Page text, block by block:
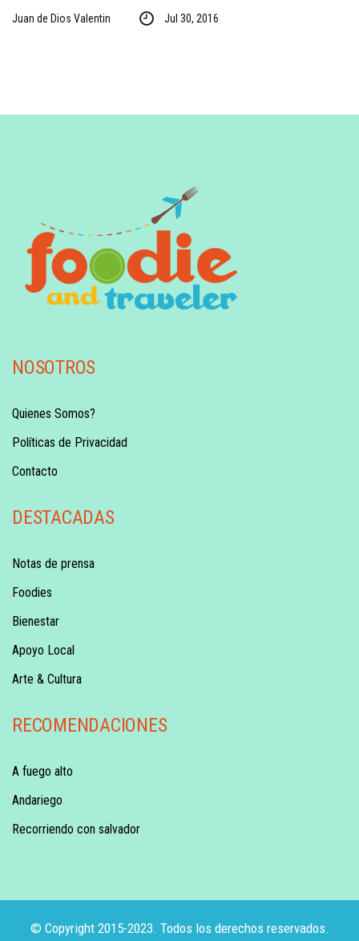
Juan de Dios Valentin Jul 30, 2016
NOSOTROS
Quienes Somos?
Políticas de Privacidad
Contacto
DESTACADAS
Notas de prensa
Foodies
Bienestar
Apoyo Local
Arte & Cultura
RECOMENDACIONES
A fuego alto
Andariego
Recorriendo con salvador
© Copyright 2015-2023. Todos los derechos reservados.